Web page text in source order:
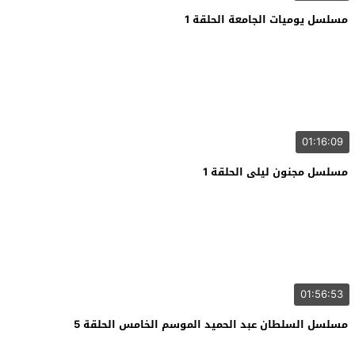
مسلسل يوميات الجامعة الحلقة 1
01:16:09
مسلسل مجنون ليلى الحلقة 1
01:56:53
مسلسل السلطان عبد الحميد الموسم الخامس الحلقة 5